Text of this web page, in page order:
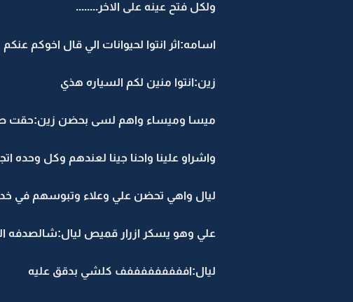
ولكل فتح عينه على الاخر........
اسامه:اثر انتوا لحيوانات الي قال اخوكم عنكم
زين:انتوا منين لكم السياره هذي
ميسا وميساء واهم لسى بحضن زين:حقت
واشراو علينا واحنا جينا لعندهم وكل
ليال واهي تحضن علي وعلاء وتبوسهم في
علي وهو يسكر ازرار قميص ليال:شالصدفه
ليال:افففففففففف كلشي بدقق عليه